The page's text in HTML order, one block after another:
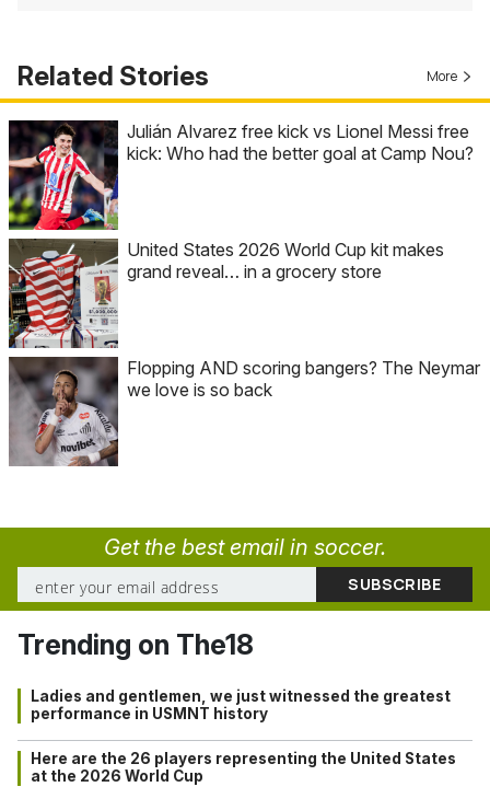
Related Stories More
Julián Alvarez free kick vs Lionel Messi free
kick: Who had the better goal at Camp Nou?
United States 2026 World Cup kit makes
grand reveal… in a grocery store
Flopping AND scoring bangers? The Neymar
we love is so back
Get the best email in soccer.
Trending on The18
Ladies and gentlemen, we just witnessed the greatest
performance in USMNT history
Here are the 26 players representing the United States
at the 2026 World Cup